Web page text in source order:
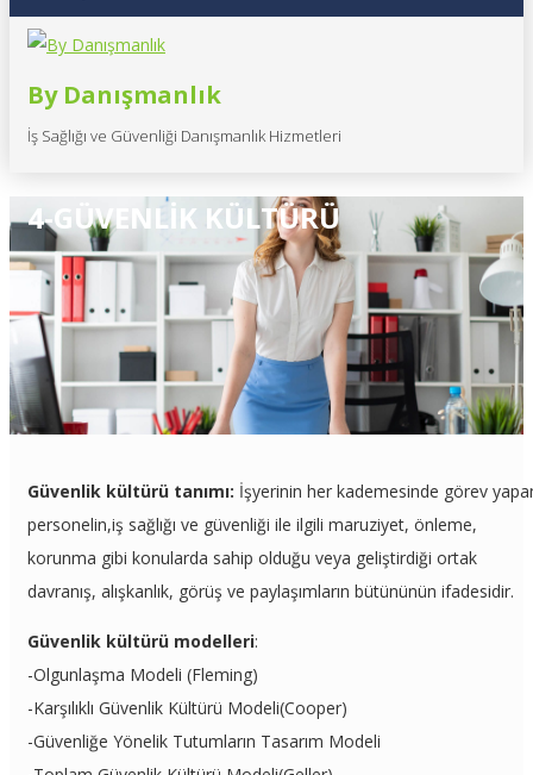
By Danışmanlık
İş Sağlığı ve Güvenliği Danışmanlık Hizmetleri
4-GÜVENLİK KÜLTÜRÜ
Güvenlik kültürü tanımı: İşyerinin her kademesinde görev
personelin,iş sağlığı ve güvenliği ile ilgili maruziyet, önleme,
korunma gibi konularda sahip olduğu veya geliştirdiği ortak
davranış, alışkanlık, görüş ve paylaşımların bütününün ifadesidir.
Güvenlik kültürü modelleri:
-Olgunlaşma Modeli (Fleming)
-Karşılıklı Güvenlik Kültürü Modeli(Cooper)
-Güvenliğe Yönelik Tutumların Tasarım Modeli